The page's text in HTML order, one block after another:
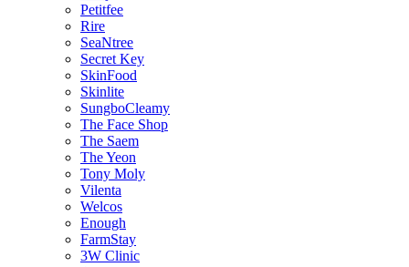
Petitfee
Rire
SeaNtree
Secret Key
SkinFood
Skinlite
SungboCleamy
The Face Shop
The Saem
The Yeon
Tony Moly
Vilenta
Welcos
Enough
FarmStay
3W Clinic